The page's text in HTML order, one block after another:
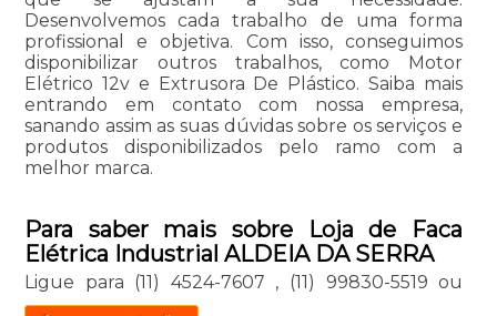
Desenvolvemos cada trabalho de uma forma
profissional e objetiva. Com isso, conseguimos
disponibilizar outros trabalhos, como Motor
Elétrico 12v e Extrusora De Plástico. Saiba mais
entrando em contato com nossa empresa,
sanando assim as suas dúvidas sobre os serviços e
produtos disponibilizados pelo ramo com a
melhor marca.
Para saber mais sobre Loja de Faca
Elétrica Industrial ALDEIA DA SERRA
Ligue para (11) 4524-7607 , (11) 99830-5519 ou